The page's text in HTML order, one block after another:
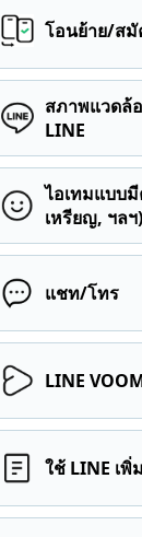
โอนย้าย/ส
สภาพแวดล้
LINE
ไอเทมแบบ
เหรียญ, ฯลฯ)
แชท/โทร
LINE
ใช้ LINE เ